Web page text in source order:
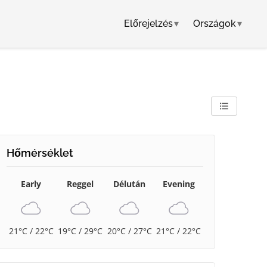
Előrejelzés▾ Országok▾
Hőmérséklet
Early
21°C / 22°C
Reggel
19°C / 29°C
Délután
20°C / 27°C
Evening
21°C / 22°C